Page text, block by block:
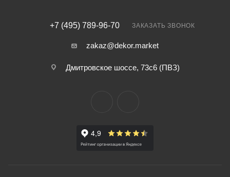
+7 (495) 789-96-70 ЗАКАЗАТЬ ЗВОНОК
zakaz@dekor.market
Дмитровское шоссе, 73с6 (ПВЗ)